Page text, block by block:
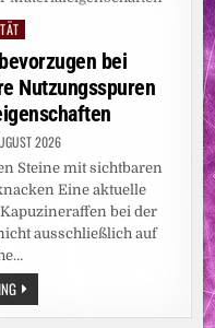
bei
Nutzungsspuren
2026
Steine mit sichtbaren
Eine aktuelle
bei der
ausschließlich auf
WILDE
KAPUZINERAFFEN
BEVORZUGEN